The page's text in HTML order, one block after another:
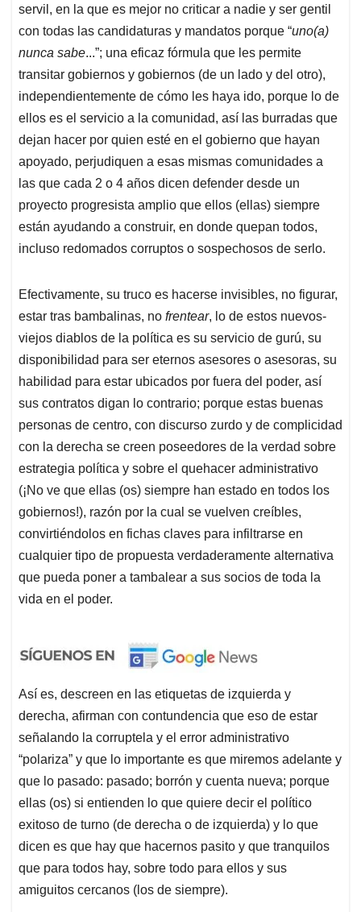
servil, en la que es mejor no criticar a nadie y ser gentil
con todas las candidaturas y mandatos porque “uno(a)
nunca sabe...”; una eficaz fórmula que les permite
transitar gobiernos y gobiernos (de un lado y del otro),
independientemente de cómo les haya ido, porque lo de
ellos es el servicio a la comunidad, así las burradas que
dejan hacer por quien esté en el gobierno que hayan
apoyado, perjudiquen a esas mismas comunidades a
las que cada 2 o 4 años dicen defender desde un
proyecto progresista amplio que ellos (ellas) siempre
están ayudando a construir, en donde quepan todos,
incluso redomados corruptos o sospechosos de serlo.
Efectivamente, su truco es hacerse invisibles, no figurar,
estar tras bambalinas, no frentear, lo de estos nuevos-
viejos diablos de la política es su servicio de gurú, su
disponibilidad para ser eternos asesores o asesoras, su
habilidad para estar ubicados por fuera del poder, así
sus contratos digan lo contrario; porque estas buenas
personas de centro, con discurso zurdo y de complicidad
con la derecha se creen poseedores de la verdad sobre
estrategia política y sobre el quehacer administrativo
(¡No ve que ellas (os) siempre han estado en todos los
gobiernos!), razón por la cual se vuelven creíbles,
convirtiéndolos en fichas claves para infiltrarse en
cualquier tipo de propuesta verdaderamente alternativa
que pueda poner a tambalear a sus socios de toda la
vida en el poder.
Así es, descreen en las etiquetas de izquierda y
derecha, afirman con contundencia que eso de estar
señalando la corruptela y el error administrativo
“polariza” y que lo importante es que miremos adelante y
que lo pasado: pasado; borrón y cuenta nueva; porque
ellas (os) si entienden lo que quiere decir el político
exitoso de turno (de derecha o de izquierda) y lo que
dicen es que hay que hacernos pasito y que tranquilos
que para todos hay, sobre todo para ellos y sus
amiguitos cercanos (los de siempre).